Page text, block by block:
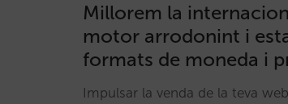
Millorem la
motor arrodonint i
formats de moneda i
Impulsar la venda de la teva